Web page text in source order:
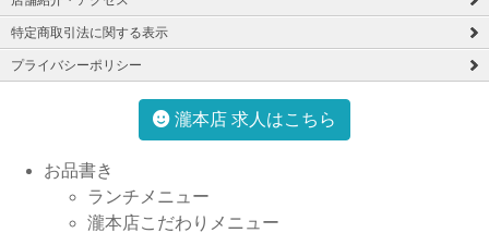
特定商取引法に関する表示
プライバシーポリシー
瀧本店 求人はこちら
お品書き
ランチメニュー
瀧本店こだわりメニュー